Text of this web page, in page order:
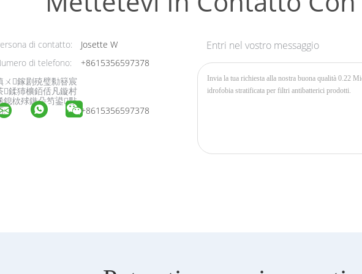
di contatto:
Josette W
di telefono:
+8615356597378
ㄨ鎵剧殑璧勬簮宸
鍒犻櫎銆佸凡鏇村
鎴栨殏鏃朵笉鍙敤
:
+8615356597378
Entri nel vostro messaggio